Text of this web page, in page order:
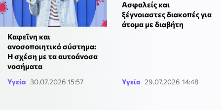
Καφεΐνη και
ανοσοποιητικό σύστημα:
Η σχέση με τα αυτοάνοσα
νοσήματα
Υγεία 30.07.2026 15:57
Ασφαλείς και
ξέγνοιαστες διακοπές για
άτομα με διαβήτη
Υγεία 29.07.2026 14:48